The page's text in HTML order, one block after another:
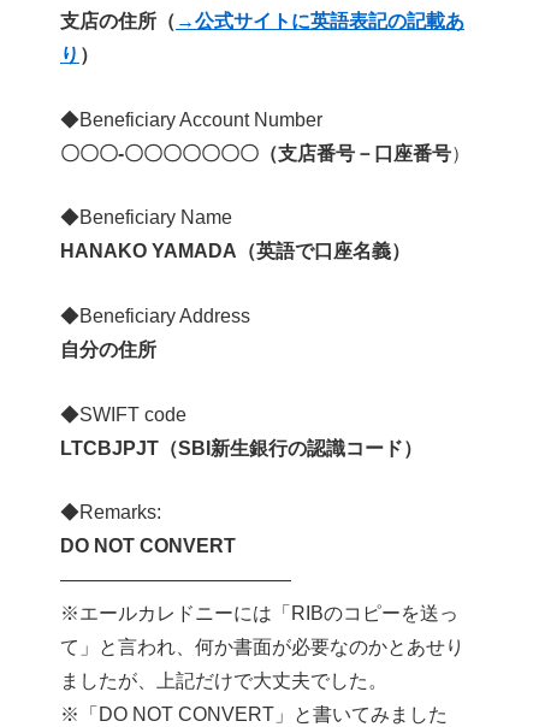
支店の住所（ →公式サイトに英語表記の記載あ
り ）
◆Beneficiary Account Number
〇〇〇-〇〇〇〇〇〇〇（支店番号－口座番号）
◆Beneficiary Name
HANAKO YAMADA（英語で口座名義）
◆Beneficiary Address
自分の住所
◆SWIFT code
LTCBJPJT（SBI新生銀行の認識コード）
◆Remarks:
DO NOT CONVERT
————————————
※エールカレドニーには「RIBのコピーを送っ
て」と言われ、何か書面が必要なのかとあせり
ましたが、上記だけで大丈夫でした。
※「DO NOT CONVERT」と書いてみました